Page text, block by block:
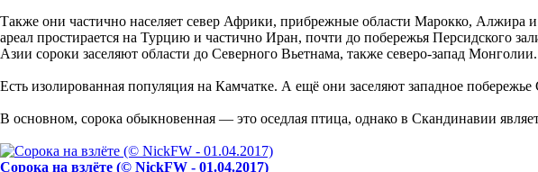
Также они частично населяет север Африки, прибрежные области Марокко, Алжира
ареал простирается на Турцию и частично Иран, почти до побережья Персидского
Азии сороки заселяют области до Северного Вьетнама, также северо-запад Монголии.
Есть изолированная популяция на Камчатке. А ещё они заселяют западное
В основном, сорока обыкновенная — это оседлая птица, однако в Скандинавии
Сорока на взлёте (© NickFW - 01.04.2017)